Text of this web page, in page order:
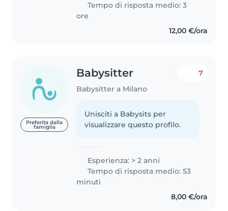
Tempo di risposta medio: 3
ore
12,00 €/ora
Preferita dalla
famiglia
Babysitter
Babysitter a Milano
7
Unisciti a Babysits per
visualizzare questo profilo.
Esperienza: > 2 anni
Tempo di risposta medio: 53
minuti
8,00 €/ora